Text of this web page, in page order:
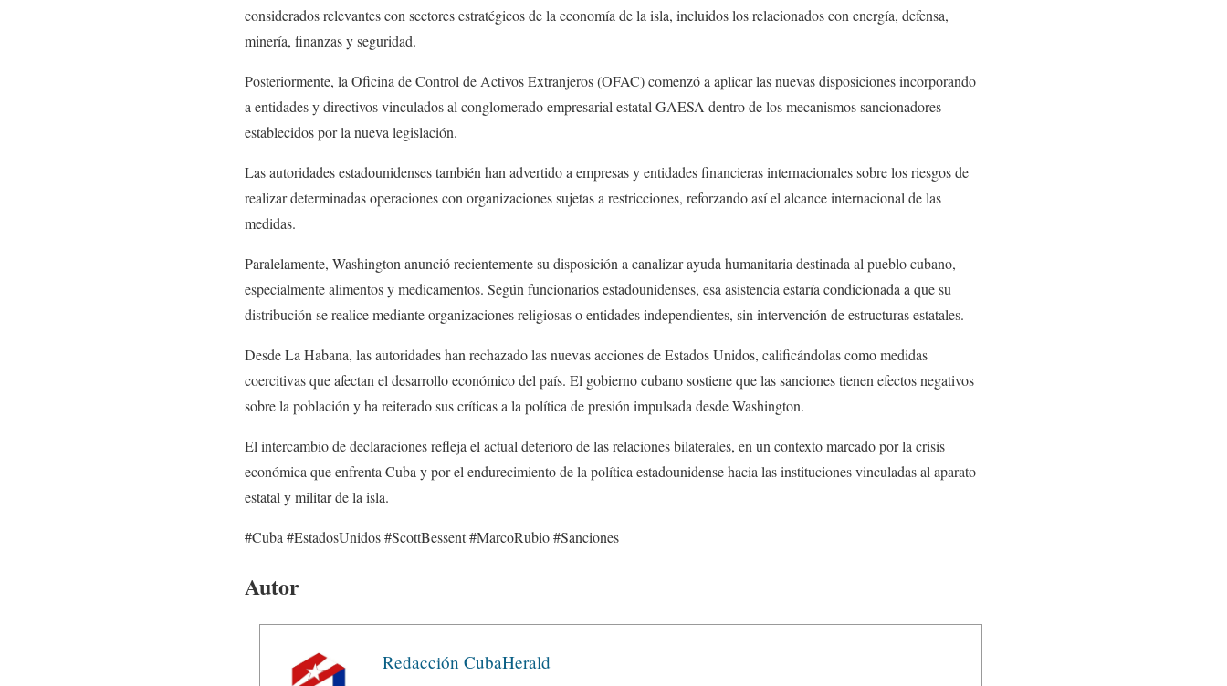
considerados relevantes con sectores estratégicos de la economía de la isla, incluidos los relacionados con energía, defensa,
minería, finanzas y seguridad.
Posteriormente, la Oficina de Control de Activos Extranjeros (OFAC) comenzó a aplicar las nuevas disposiciones incorporando
a entidades y directivos vinculados al conglomerado empresarial estatal GAESA dentro de los mecanismos sancionadores
establecidos por la nueva legislación.
Las autoridades estadounidenses también han advertido a empresas y entidades financieras internacionales sobre los riesgos de
realizar determinadas operaciones con organizaciones sujetas a restricciones, reforzando así el alcance internacional de las
medidas.
Paralelamente, Washington anunció recientemente su disposición a canalizar ayuda humanitaria destinada al pueblo cubano,
especialmente alimentos y medicamentos. Según funcionarios estadounidenses, esa asistencia estaría condicionada a que su
distribución se realice mediante organizaciones religiosas o entidades independientes, sin intervención de estructuras estatales.
Desde La Habana, las autoridades han rechazado las nuevas acciones de Estados Unidos, calificándolas como medidas
coercitivas que afectan el desarrollo económico del país. El gobierno cubano sostiene que las sanciones tienen efectos negativos
sobre la población y ha reiterado sus críticas a la política de presión impulsada desde Washington.
El intercambio de declaraciones refleja el actual deterioro de las relaciones bilaterales, en un contexto marcado por la crisis
económica que enfrenta Cuba y por el endurecimiento de la política estadounidense hacia las instituciones vinculadas al aparato
estatal y militar de la isla.
#Cuba #EstadosUnidos #ScottBessent #MarcoRubio #Sanciones
Autor
Redacción CubaHerald